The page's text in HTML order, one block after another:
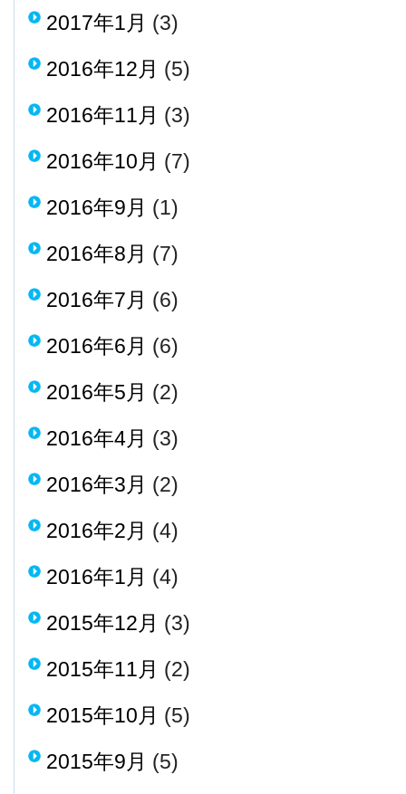
2017年1月 (3)
2016年12月 (5)
2016年11月 (3)
2016年10月 (7)
2016年9月 (1)
2016年8月 (7)
2016年7月 (6)
2016年6月 (6)
2016年5月 (2)
2016年4月 (3)
2016年3月 (2)
2016年2月 (4)
2016年1月 (4)
2015年12月 (3)
2015年11月 (2)
2015年10月 (5)
2015年9月 (5)